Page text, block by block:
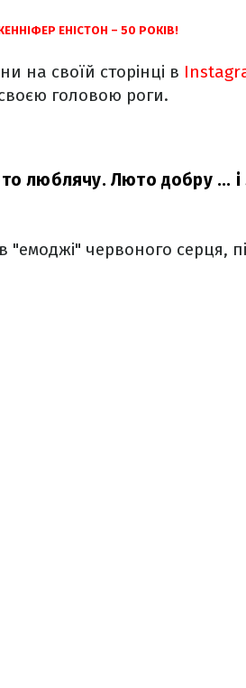
ЕНІСТОН – 50 РОКІВ!
на своїй сторінці в
головою роги.
люблячу. Люто добру ... і
"емоджі" червоного серця,